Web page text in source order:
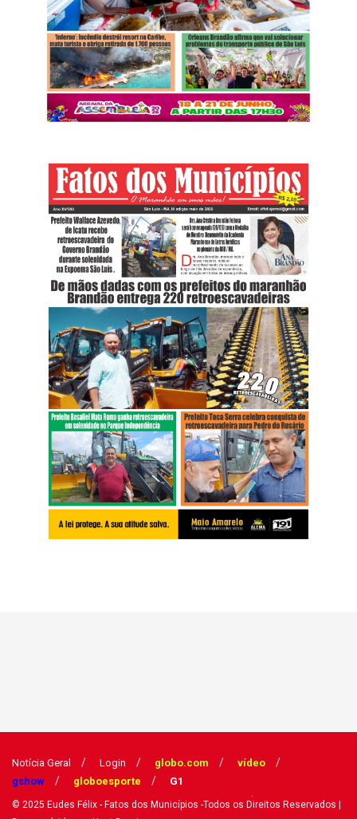
Notícia Geral Login globo.com
vídeo
gshow
globoesporte G1
© 2025 Eudes Félix - Fatos dos Municípios -Todos os Direitos Reservados |